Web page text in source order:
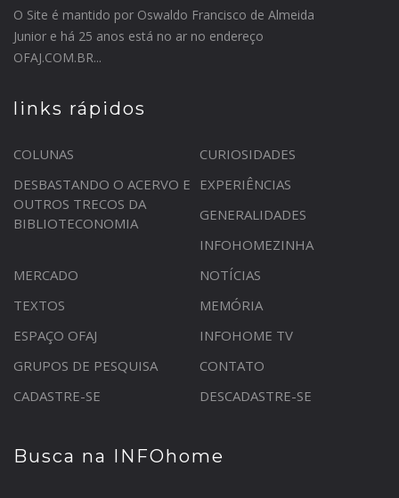
O Site é mantido por Oswaldo Francisco de Almeida
Junior e há 25 anos está no ar no endereço
OFAJ.COM.BR...
links rápidos
COLUNAS
CURIOSIDADES
DESBASTANDO O ACERVO E
OUTROS TRECOS DA
BIBLIOTECONOMIA
EXPERIÊNCIAS
GENERALIDADES
INFOHOMEZINHA
MERCADO
NOTÍCIAS
TEXTOS
MEMÓRIA
ESPAÇO OFAJ
INFOHOME TV
GRUPOS DE PESQUISA
CONTATO
CADASTRE-SE
DESCADASTRE-SE
Busca na INFOhome